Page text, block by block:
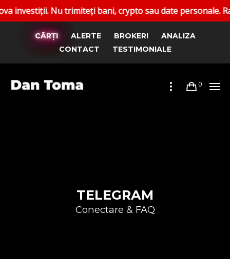
Nu trimiteți bani, crypto sau date personale.
CĂRȚI ALERTE BROKERI
ANALIZA
CONTACT
TESTIMONIALE
0
TELEGRAM
Conectare & FAQ